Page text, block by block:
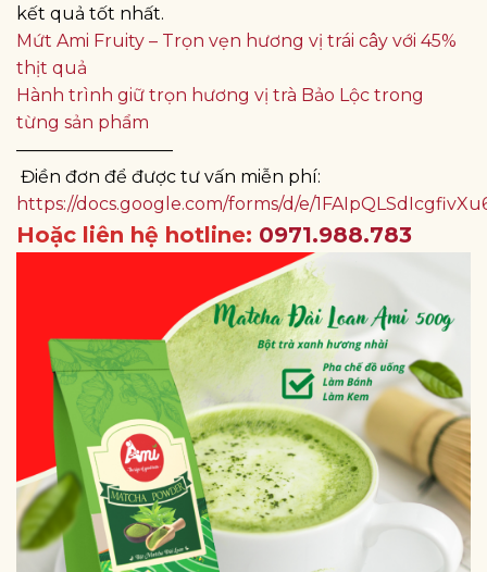
kết quả tốt nhất.
Mứt Ami Fruity – Trọn vẹn hương vị trái cây với 45%
thịt quả
Hành trình giữ trọn hương vị trà Bảo Lộc trong
từng sản phẩm
—————————
Điền đơn để được tư vấn miễn phí:
https://docs.google.com/forms/d/e/
Hoặc liên hệ hotline: 0971.988.783